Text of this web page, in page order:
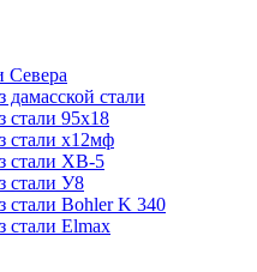
Севера
стали
стали 95х18
стали х12мф
стали ХВ-5
стали У8
стали Bohler K 340
стали Elmax